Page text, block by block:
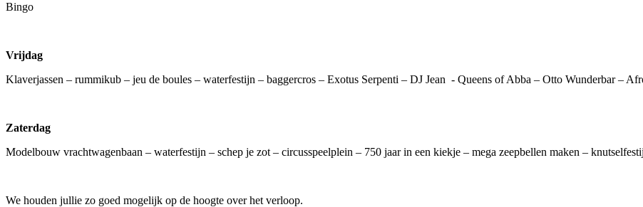
Bingo
Vrijdag
Klaverjassen – rummikub – jeu de boules – waterfestijn – baggercros – Exotus Serpenti – DJ Jean - Queens of Abba – Otto Wunderbar –
Zaterdag
Modelbouw vrachtwagenbaan – waterfestijn – schep je zot – circusspeelplein – 750 jaar in een kiekje – mega zeepbellen maken –
We houden jullie zo goed mogelijk op de hoogte over het verloop.